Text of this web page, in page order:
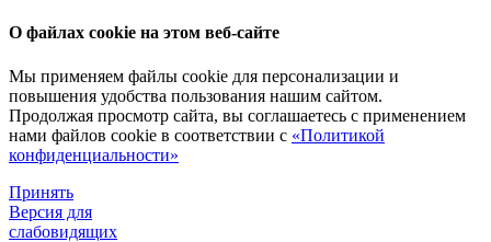
О файлах cookie на этом веб-сайте
Мы применяем файлы cookie для персонализации и
повышения удобства пользования нашим сайтом.
Продолжая просмотр сайта, вы соглашаетесь с применением
нами файлов cookie в соответствии с «Политикой
конфиденциальности»
Принять
Версия для
слабовидящих